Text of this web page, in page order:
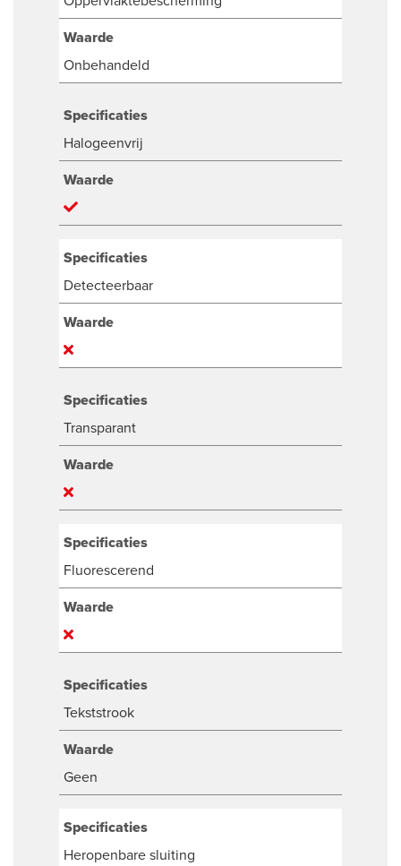
Waarde
Onbehandeld
Specificaties
Halogeenvrij
Waarde
Specificaties
Detecteerbaar
Waarde
Specificaties
Transparant
Waarde
Specificaties
Fluorescerend
Waarde
Specificaties
Tekststrook
Waarde
Geen
Specificaties
Heropenbare sluiting